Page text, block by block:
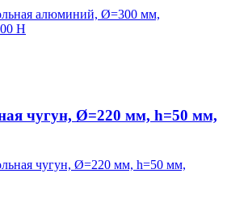
чугун, Ø=220 мм, h=50 мм,